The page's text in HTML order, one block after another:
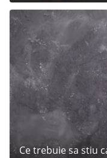
Ce trebuie sa stiu